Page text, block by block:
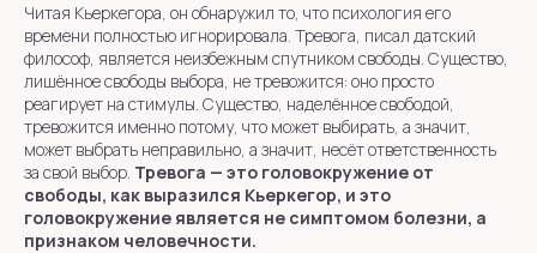
Читая Кьеркегора, он обнаружил то, что психология его
времени полностью игнорировала. Тревога, писал датский
философ, является неизбежным спутником свободы. Существо,
лишённое свободы выбора, не тревожится: оно просто
реагирует на стимулы. Существо, наделённое свободой,
тревожится именно потому, что может выбирать, а значит,
может выбрать неправильно, а значит, несёт ответственность
за свой выбор. Тревога — это головокружение от
свободы, как выразился Кьеркегор, и это
головокружение является не симптомом болезни, а
признаком человечности.